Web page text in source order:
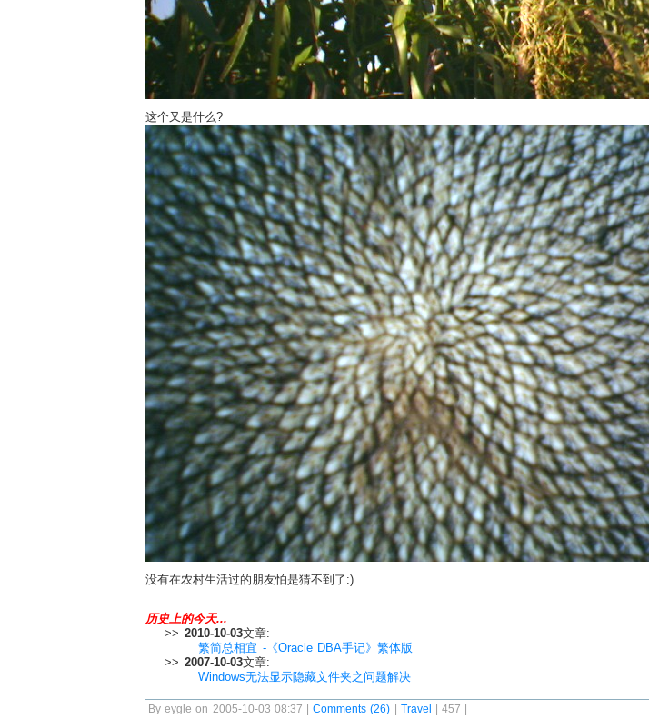
这个又是什么?
没有在农村生活过的朋友怕是猜不到了:)
历史上的今天...
>> 2010-10-03文章:
繁简总相宜 -《Oracle DBA手记》繁体版
>> 2007-10-03文章:
Windows无法显示隐藏文件夹之问题解决
By eygle on 2005-10-03 08:37 |Comments (26) | Travel | 457 |